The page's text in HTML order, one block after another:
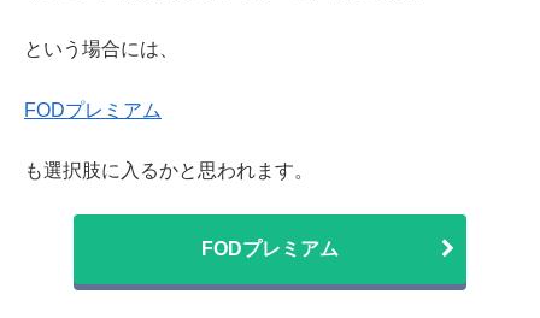
という場合には、
FODプレミアム
も選択肢に入るかと思われます。
FODプレミアム